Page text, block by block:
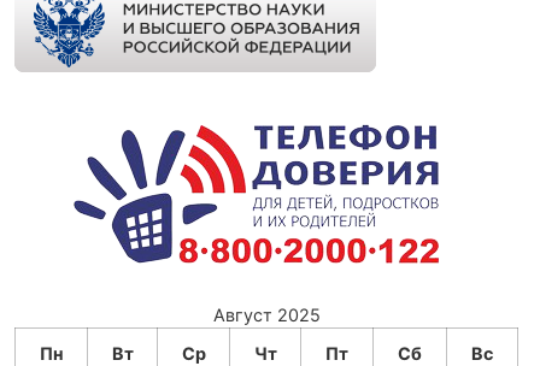
Август 2025
Пн
Вт Ср Чт Пт Сб Вс